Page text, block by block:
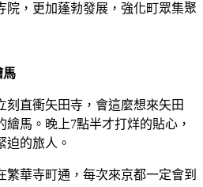
院，更加蓬勃發展，強化町眾集聚
馬
刻直衝矢田寺，會這麼想來矢田
馬。晚上7點半才打烊的貼心，
迫的旅人。
繁華寺町通，每次來京都一定會到